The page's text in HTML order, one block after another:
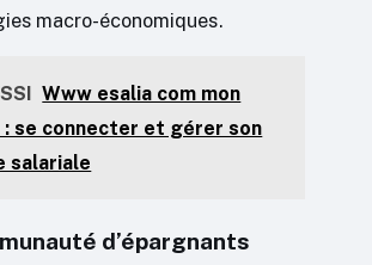
macro-économiques.
Www esalia com mon
se connecter et gérer son
salariale
d’épargnants